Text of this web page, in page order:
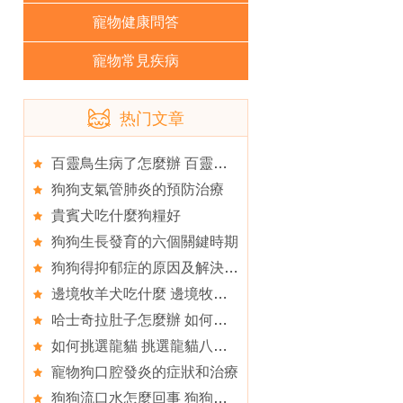
寵物健康問答
寵物常見疾病
热门文章
百靈鳥生病了怎麼辦 百靈鳥常見病
狗狗支氣管肺炎的預防治療
貴賓犬吃什麼狗糧好
狗狗生長發育的六個關鍵時期
狗狗得抑郁症的原因及解決辦法
邊境牧羊犬吃什麼 邊境牧羊犬吃什麼狗糧
哈士奇拉肚子怎麼辦 如何解決
如何挑選龍貓 挑選龍貓八大注意事項
寵物狗口腔發炎的症狀和治療
狗狗流口水怎麼回事 狗狗流口水是什麼原因